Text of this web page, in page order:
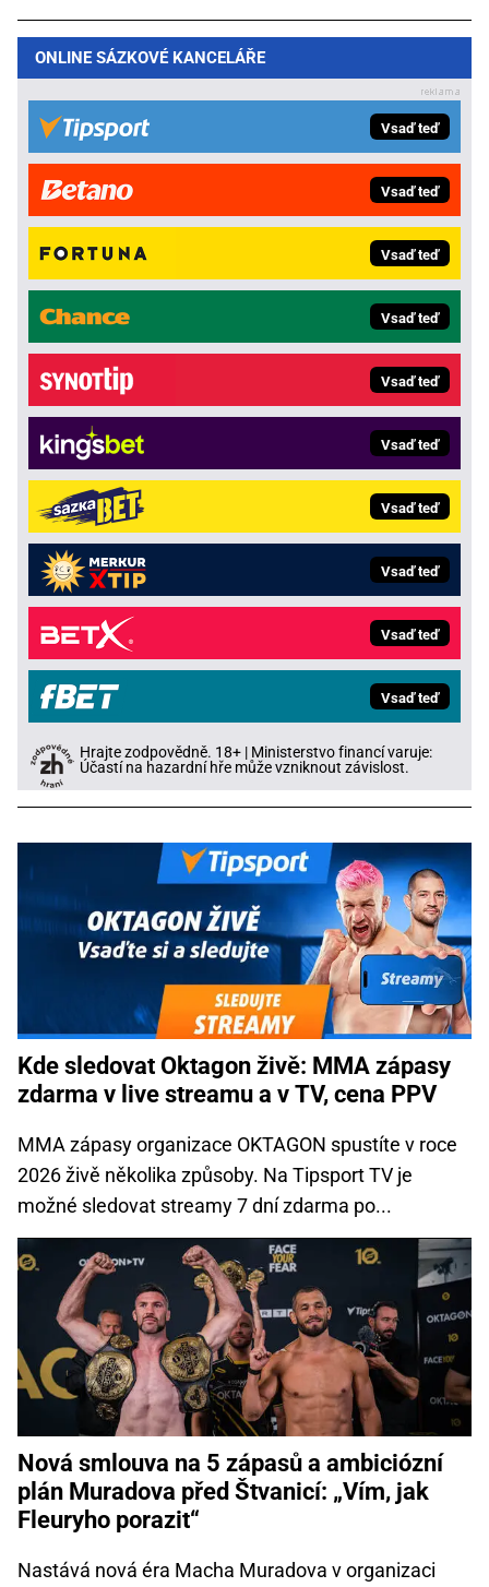
ONLINE SÁZKOVÉ KANCELÁŘE
Vsaď teď
Vsaď teď
Vsaď teď
Vsaď teď
Vsaď teď
Vsaď teď
Vsaď teď
Vsaď teď
Vsaď teď
Vsaď teď
Hrajte zodpovědně. 18+ | Ministerstvo financí varuje:
Účastí na hazardní hře může vzniknout závislost.
Kde sledovat Oktagon živě: MMA zápasy
zdarma v live streamu a v TV, cena PPV
MMA zápasy organizace OKTAGON spustíte v roce
2026 živě několika způsoby. Na Tipsport TV je
možné sledovat streamy 7 dní zdarma po...
Nová smlouva na 5 zápasů a ambiciózní
plán Muradova před Štvanicí: „Vím, jak
Fleuryho porazit“
Nastává nová éra Macha Muradova v organizaci